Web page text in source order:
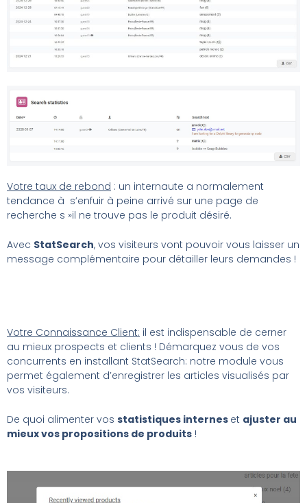
Votre taux de rebond : un internaute a normalement
tendance à s’enfuir à peine arrivé sur une page de
recherche s »il ne trouve pas le produit désiré.
Avec StatSearch, vos visiteurs vont pouvoir vous laisser un
message complémentaire pour détailler leurs demandes !
Votre Connaissance Client: il est indispensable de cerner
au mieux prospects et clients ! Démarquez vous de vos
concurrents en installant StatSearch: notre module vous
permet également d’enregistrer les articles visualisés par
vos visiteurs.
De quoi alimenter vos statistiques internes et ajuster au
mieux vos propositions de produits !